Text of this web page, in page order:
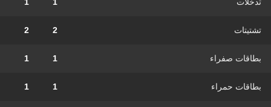
تشتيتات 2
2
بطاقات صفراء 1
1
بطاقات حمراء 1
1